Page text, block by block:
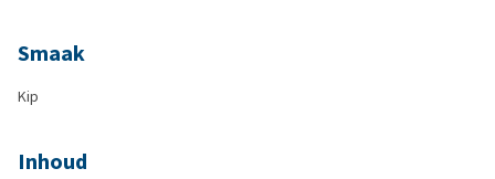
Smaak
Kip
Inhoud